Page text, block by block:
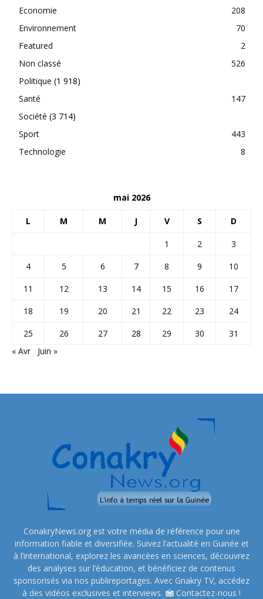
Economie
208
Environnement
70
Featured
2
Non classé
526
Politique (1 918)
Santé
147
Société (3 714)
Sport
443
Technologie
8
mai 2026
L M M J V S D
1 2
3
4
5 6 7 8 9
10
11
12 13 14 15 16
17
18
19 20 21 22 23
24
25
26 27 28 29 30
31
« Avr
Juin »
ConakryNews.org est votre média de référence pour une
information fiable et diversifiée. Suivez l’actualité en Guinée et
à l’international, explorez les avancées en sciences, découvrez
des analyses sur l’éducation, et bénéficiez de contenus
sponsorisés via nos publireportages. Avec Gnakry TV, accédez
à des vidéos exclusives et interviews.
Contactez-nous !